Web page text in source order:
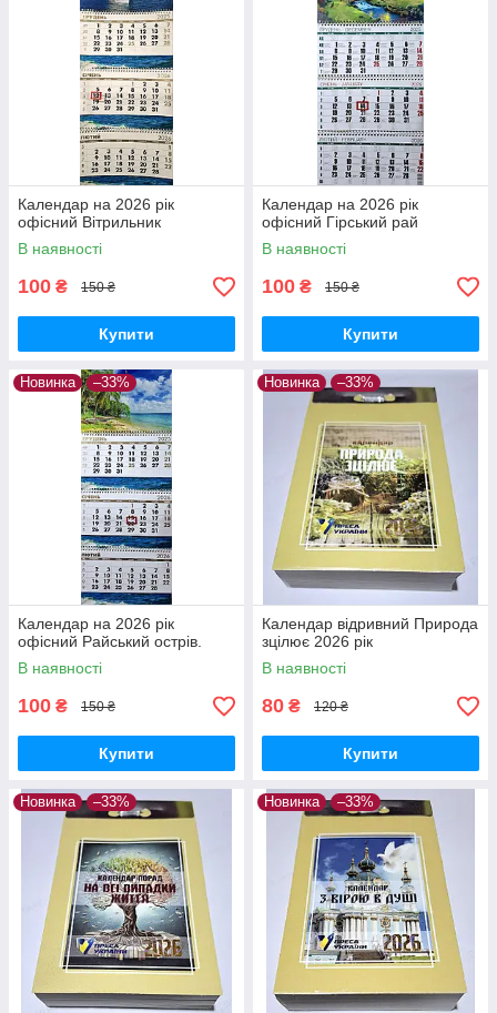
Календар на 2026 рік
офісний Вітрильник
В наявності
100 ₴ 150 ₴
Купити
Календар на 2026 рік
офісний Гірський рай
В наявності
100 ₴ 150 ₴
Купити
Новинка –33%
Календар на 2026 рік
офісний Райський острів.
В наявності
100 ₴ 150 ₴
Купити
Новинка –33%
Календар відривний Природа
зцілює 2026 рік
В наявності
80 ₴ 120 ₴
Купити
Новинка –33% Новинка –33%